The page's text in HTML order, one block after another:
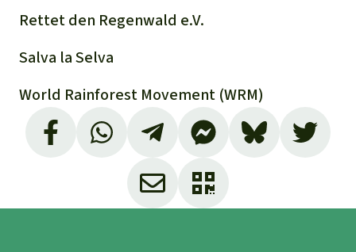
Rettet den Regenwald e.V.
Salva la Selva
World Rainforest Movement (WRM)